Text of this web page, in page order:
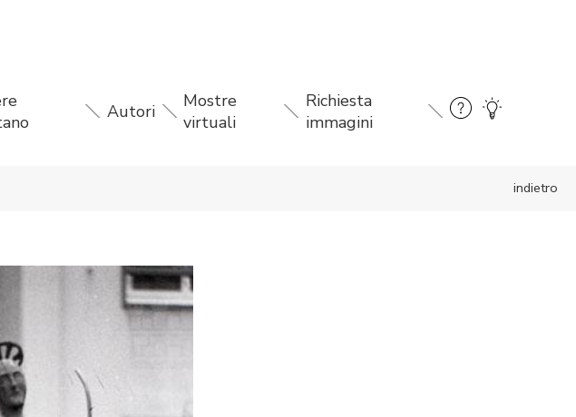
Autori
Mostre
virtuali
Richiesta
immagini
indietro